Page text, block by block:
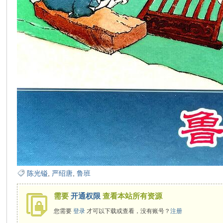
陈光镒 严绍唐 ,鲁班
需要开通权限 查看本站所有资源
您需要登录 才可以下载或查看，没有账号？注册